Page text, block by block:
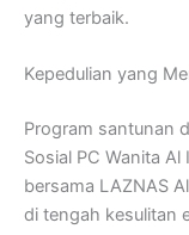
yang terbaik.
Kepedulian yang
Program santunan
Sosial PC Wanita
bersama LAZNAS
di tengah kesulitan